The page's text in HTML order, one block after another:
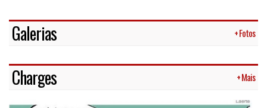
Galerias + Fotos
Charges + Mais